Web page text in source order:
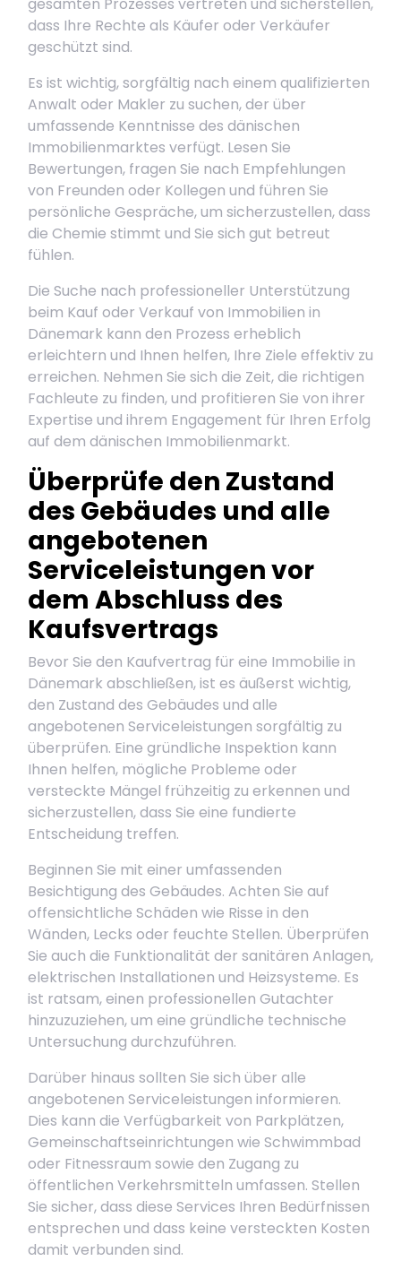
dass Ihre Rechte als Käufer oder Verkäufer
geschützt sind.
Es ist wichtig, sorgfältig nach einem qualifizierten
Anwalt oder Makler zu suchen, der über
umfassende Kenntnisse des dänischen
Immobilienmarktes verfügt. Lesen Sie
Bewertungen, fragen Sie nach Empfehlungen
von Freunden oder Kollegen und führen Sie
persönliche Gespräche, um sicherzustellen, dass
die Chemie stimmt und Sie sich gut betreut
fühlen.
Die Suche nach professioneller Unterstützung
beim Kauf oder Verkauf von Immobilien in
Dänemark kann den Prozess erheblich
erleichtern und Ihnen helfen, Ihre Ziele effektiv zu
erreichen. Nehmen Sie sich die Zeit, die richtigen
Fachleute zu finden, und profitieren Sie von ihrer
Expertise und ihrem Engagement für Ihren Erfolg
auf dem dänischen Immobilienmarkt.
Überprüfe den Zustand
des Gebäudes und alle
angebotenen
Serviceleistungen vor
dem Abschluss des
Kaufsvertrags
Bevor Sie den Kaufvertrag für eine Immobilie in
Dänemark abschließen, ist es äußerst wichtig,
den Zustand des Gebäudes und alle
angebotenen Serviceleistungen sorgfältig zu
überprüfen. Eine gründliche Inspektion kann
Ihnen helfen, mögliche Probleme oder
versteckte Mängel frühzeitig zu erkennen und
sicherzustellen, dass Sie eine fundierte
Entscheidung treffen.
Beginnen Sie mit einer umfassenden
Besichtigung des Gebäudes. Achten Sie auf
offensichtliche Schäden wie Risse in den
Wänden, Lecks oder feuchte Stellen. Überprüfen
Sie auch die Funktionalität der sanitären Anlagen,
elektrischen Installationen und Heizsysteme. Es
ist ratsam, einen professionellen Gutachter
hinzuzuziehen, um eine gründliche technische
Untersuchung durchzuführen.
Darüber hinaus sollten Sie sich über alle
angebotenen Serviceleistungen informieren.
Dies kann die Verfügbarkeit von Parkplätzen,
Gemeinschaftseinrichtungen wie Schwimmbad
oder Fitnessraum sowie den Zugang zu
öffentlichen Verkehrsmitteln umfassen. Stellen
Sie sicher, dass diese Services Ihren Bedürfnissen
entsprechen und dass keine versteckten Kosten
damit verbunden sind.